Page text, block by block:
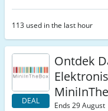
113 used in the last hour
DEAL
Ontdek
Ends 29 August